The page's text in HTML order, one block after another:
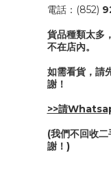
電話：(852)
貨品種類太多
不在店內。
如需看貨，請
謝！
>>請
(我們不回收
謝！)